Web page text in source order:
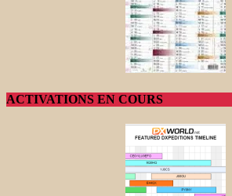
ACTIVATIONS EN COURS